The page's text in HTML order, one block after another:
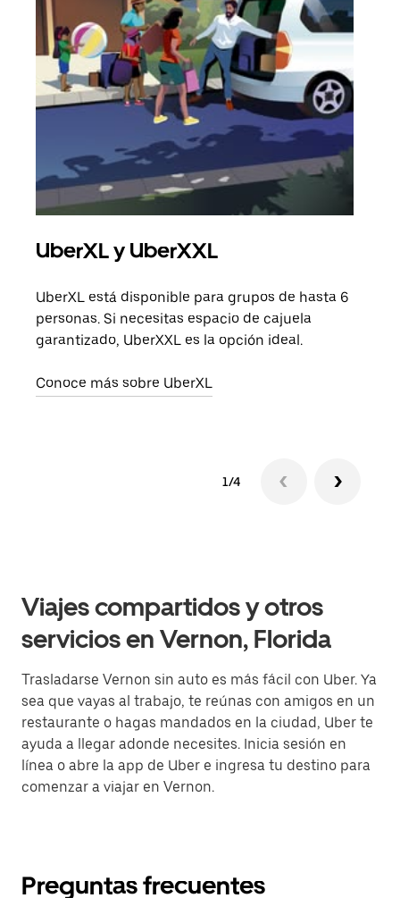
UberXL y UberXXL
UberXL está disponible para grupos de hasta 6
personas. Si necesitas espacio de cajuela
garantizado, UberXXL es la opción ideal.
Conoce más sobre UberXL
1/4
Viajes compartidos y otros
servicios en Vernon, Florida
Trasladarse Vernon sin auto es más fácil con Uber. Ya
sea que vayas al trabajo, te reúnas con amigos en un
restaurante o hagas mandados en la ciudad, Uber te
ayuda a llegar adonde necesites. Inicia sesión en
línea o abre la app de Uber e ingresa tu destino para
comenzar a viajar en Vernon.
Preguntas frecuentes